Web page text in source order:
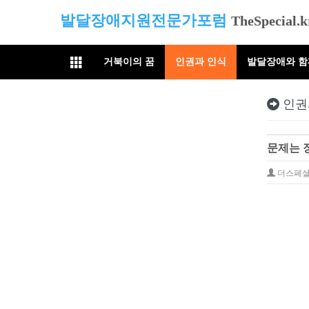
발달장애지원전문가포럼
거북이의 꿈 인권과 인식 발달장애와 함
인
문제는
더스페